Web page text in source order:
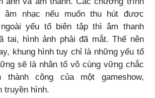
âm nhạc nếu muốn thu hút được
yếu tố biên tập thì âm thanh
tai, hình ảnh phải đã mắt. Thế nên
khung hình tuy chỉ là những yếu tố
sẽ là nhân tố vô cùng vững chắc
thành công của một gameshow,
truyền hình.